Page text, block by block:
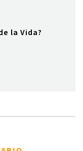
la Vida?